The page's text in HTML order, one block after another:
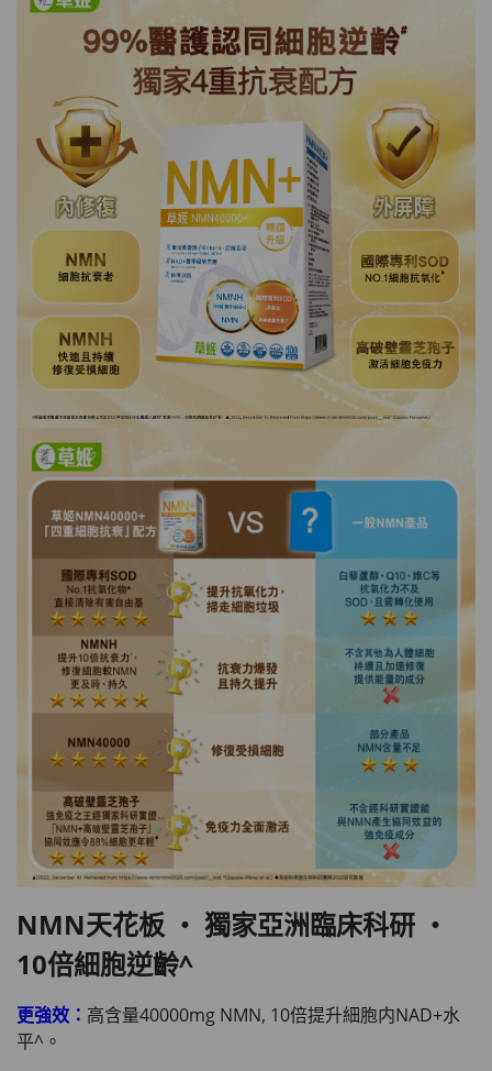
NMN天花板 ‧ 獨家亞洲臨床科研 ‧
10倍細胞逆齡^
更強效： 高含量40000mg NMN, 10倍提升細胞内NAD+水
平^。